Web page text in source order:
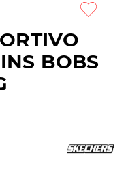
BOBS
skechers slip-ins
championes